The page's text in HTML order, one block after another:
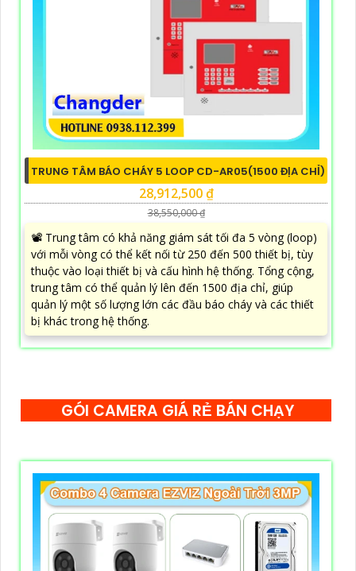
TRUNG TÂM BÁO CHÁY 5 LOOP CD-AR05(1500 ĐỊA CHỈ)
28,912,500 ₫
38,550,000 ₫
📽 Trung tâm có khả năng giám sát tối đa 5 vòng (loop)
với mỗi vòng có thể kết nối từ 250 đến 500 thiết bị, tùy
thuộc vào loại thiết bị và cấu hình hệ thống. Tổng cộng,
trung tâm có thể quản lý lên đến 1500 địa chỉ, giúp
quản lý một số lượng lớn các đầu báo cháy và các thiết
bị khác trong hệ thống.
GÓI CAMERA GIÁ RẺ BÁN CHẠY